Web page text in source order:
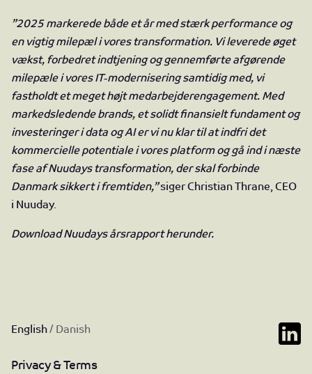
”2025 markerede både et år med stærk performance og
en vigtig milepæl i vores transformation. Vi leverede øget
vækst, forbedret indtjening og gennemførte afgørende
milepæle i vores IT‑modernisering samtidig med, vi
fastholdt et meget højt medarbejderengagement. Med
markedsledende brands, et solidt finansielt fundament og
investeringer i data og AI er vi nu klar til at indfri det
kommercielle potentiale i vores platform og gå ind i næste
fase af Nuudays transformation, der skal forbinde
Danmark sikkert i fremtiden,”siger Christian Thrane, CEO
i Nuuday.
Download Nuudays årsrapport herunder.
English/ Danish
Privacy & Terms